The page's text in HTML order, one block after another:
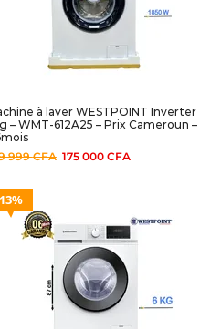
à laver WESTPOINT Inverter
– WMT-612A25 – Prix Cameroun –
999CFA 175 000 CFA
13%